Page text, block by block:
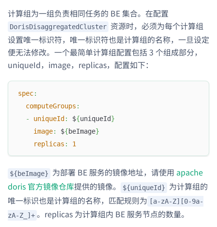
计算组为一组负责相同任务的 BE 集合。在配置
DorisDisaggregatedCluster 资源时，必须为每个计算组
设置唯一标识符，唯一标识符也是计算组的名称，一旦设定
便无法修改。一个最简单计算组配置包括 3 个组成部分，
uniqueId，image，replicas，配置如下：
spec:
computeGroups :
-
uniqueId : ${uniqueId}
image: ${beImage}
replicas : 1
${beImage} 为部署 BE 服务的镜像地址，请使用 apache
doris 官方镜像仓库提供的镜像。 ${uniqueId}
为计算组的
唯一标识也是计算组的名称，匹配规则为 [a-zA-Z][0-9a-
zA-Z_]+ 。replicas 为计算组内 BE 服务节点的数量。